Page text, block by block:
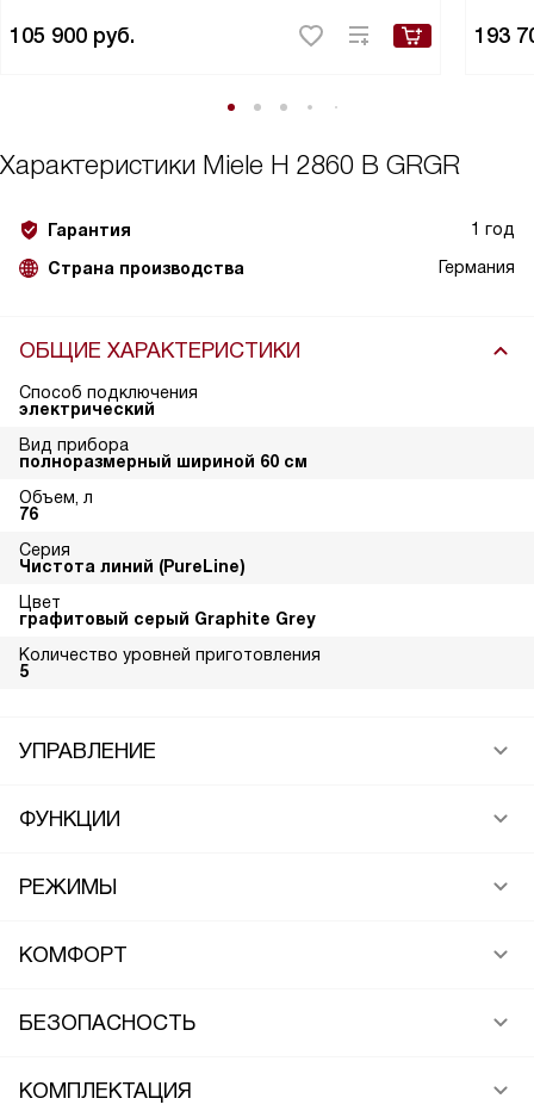
105 900 руб. 193
Характеристики Miele H 2860 B GRGR
Гарантия 1 год
Страна производства Германия
ОБЩИЕ ХАРАКТЕРИСТИКИ
Способ подключения
электрический
Вид прибора
полноразмерный шириной 60 см
Объем, л
76
Серия
Чистота линий (PureLine)
Цвет
графитовый серый Graphite Grey
Количество уровней приготовления
5
УПРАВЛЕНИЕ
ФУНКЦИИ
РЕЖИМЫ
КОМФОРТ
БЕЗОПАСНОСТЬ
КОМПЛЕКТАЦИЯ